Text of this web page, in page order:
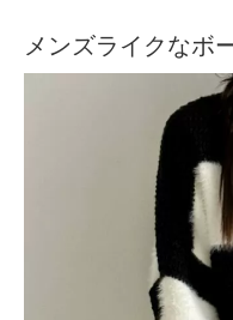
メンズライクなボ